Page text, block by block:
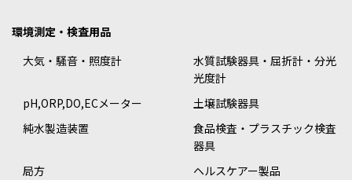
環境測定・検査用品
大気・騒音・照度計
水質試験器具・屈折計・分光
光度計
pH,ORP,DO,ECメーター
土壌試験器具
純水製造装置
食品検査・プラスチック検査
器具
局方
ヘルスケアー製品